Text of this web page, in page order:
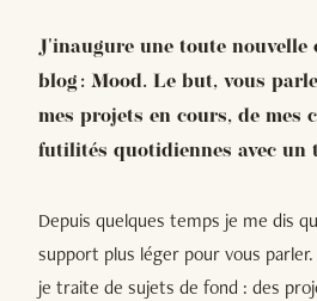
J'inaugure une toute nouvelle
blog : Mood. Le but, vous
mes projets en cours, de mes
futilités quotidiennes avec un
Depuis quelques temps je me dis
support plus léger pour vous
je traite de sujets de fond : des